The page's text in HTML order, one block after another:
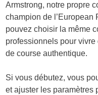
Armstrong, notre propre
champion de
pouvez choisir la même
professionnels pour
de course authentique.
Si vous débutez, vous
et ajuster les paramètres